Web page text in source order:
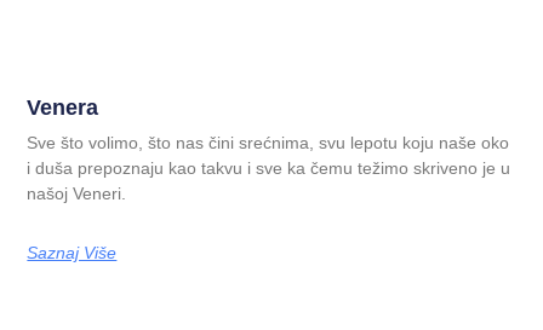
Venera
Sve što volimo, što nas čini srećnima, svu lepotu koju naše oko
i duša prepoznaju kao takvu i sve ka čemu težimo skriveno je u
našoj Veneri.
Saznaj Više